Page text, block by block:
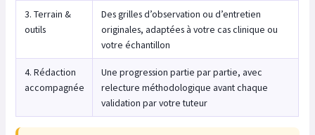
3. Terrain &
outils
Des grilles d’observation ou d’entretien
originales, adaptées à votre cas clinique ou
votre échantillon
4. Rédaction
accompagnée
Une progression partie par partie, avec
relecture méthodologique avant chaque
validation par votre tuteur